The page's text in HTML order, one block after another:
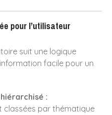
août 2014
juin 2014
pour l’utilisateur
suit une logique
facile pour un
:
classées par thématique